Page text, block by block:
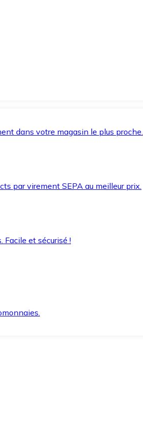
dans votre magasin le plus proche.
par virement SEPA au meilleur prix.
et sécurisé !
sécurité.
avez besoin.